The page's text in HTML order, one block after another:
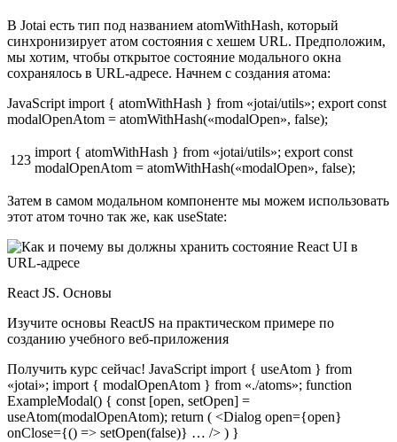
В Jotai есть тип под названием atomWithHash, который
синхронизирует атом состояния с хешем URL. Предположим,
мы хотим, чтобы открытое состояние модального окна
сохранялось в URL-адресе. Начнем с создания атома:
JavaScript import { atomWithHash } from «jotai/utils»; export const
modalOpenAtom = atomWithHash(«modalOpen», false);
123
import { atomWithHash } from «jotai/utils»; export const
modalOpenAtom = atomWithHash(«modalOpen», false);
Затем в самом модальном компоненте мы можем использовать
этот атом точно так же, как useState:
React JS. Основы
Изучите основы ReactJS на практическом примере по
созданию учебного веб-приложения
Получить курс сейчас! JavaScript import { useAtom } from
«jotai»; import { modalOpenAtom } from «./atoms»; function
ExampleModal() { const [open, setOpen] =
useAtom(modalOpenAtom); return ( <Dialog open={open}
onClose={() => setOpen(false)} … /> ) }